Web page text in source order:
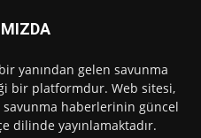
yanından gelen savunma
bir platformdur. Web sitesi,
haberlerinin güncel
dilinde yayınlamaktadır.